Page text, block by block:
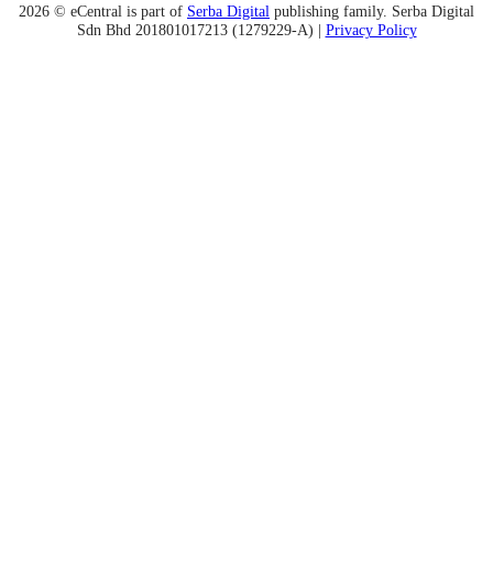
2026 © eCentral is part of Serba Digital publishing family. Serba Digital
Sdn Bhd 201801017213 (1279229-A) | Privacy Policy